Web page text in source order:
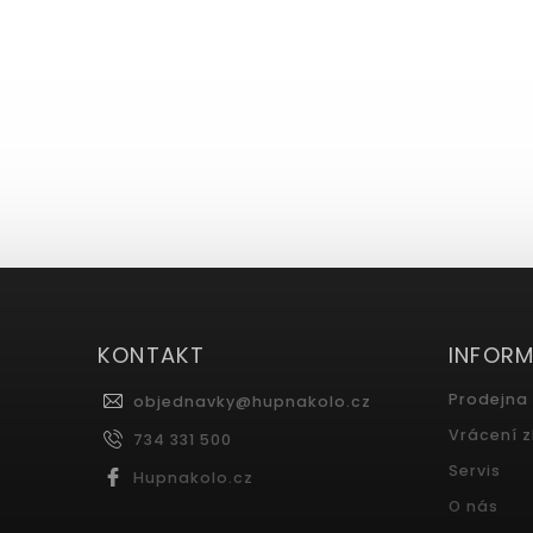
KONTAKT
objednavky@hupnakolo.cz
734 331 500
Hupnakolo.cz
Prodejna
Vrácení
Servis
O nás